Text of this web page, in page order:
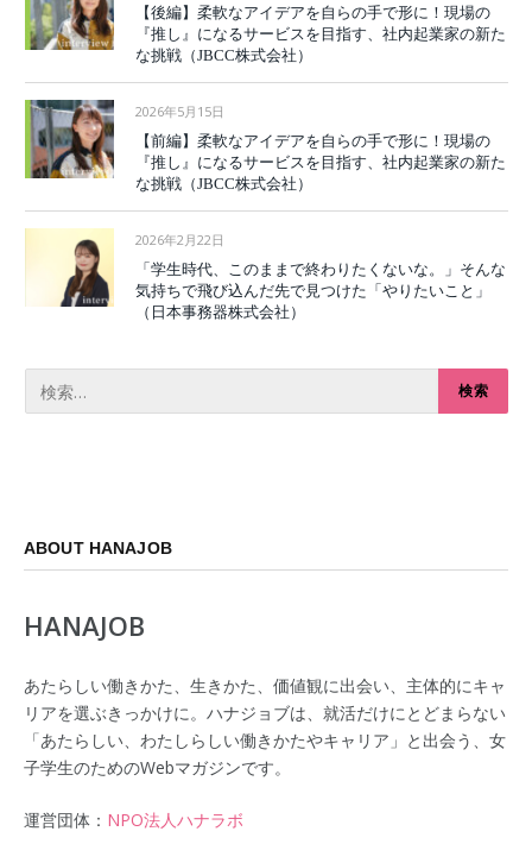
【後編】柔軟なアイデアを自らの手で形に！現場の
『推し』になるサービスを目指す、社内起業家の新た
な挑戦（JBCC株式会社）
2026年5月15日
【前編】柔軟なアイデアを自らの手で形に！現場の
『推し』になるサービスを目指す、社内起業家の新た
な挑戦（JBCC株式会社）
2026年2月22日
「学生時代、このままで終わりたくないな。」そんな
気持ちで飛び込んだ先で見つけた「やりたいこと」
（日本事務器株式会社）
ABOUT HANAJOB
HANAJOB
あたらしい働きかた、生きかた、価値観に出会い、主体的にキャ
リアを選ぶきっかけに。ハナジョブは、就活だけにとどまらない
「あたらしい、わたしらしい働きかたやキャリア」と出会う、女
子学生のためのWebマガジンです。
運営団体： NPO法人ハナラボ